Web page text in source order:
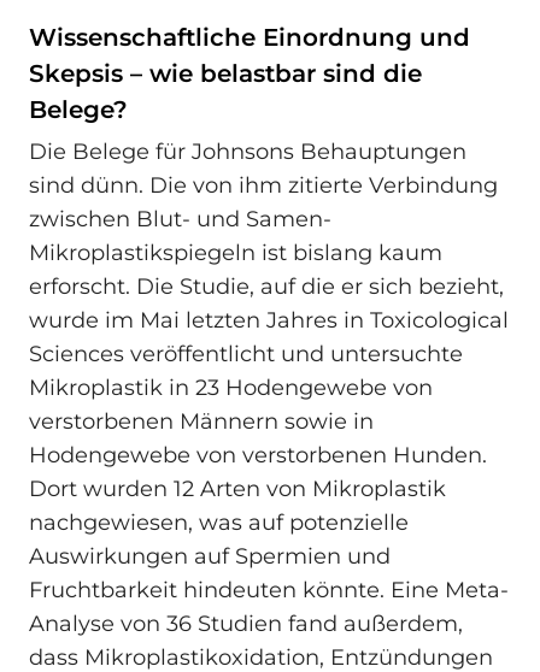
Wissenschaftliche Einordnung und
Skepsis – wie belastbar sind die
Belege?
Die Belege für Johnsons Behauptungen
sind dünn. Die von ihm zitierte Verbindung
zwischen Blut- und Samen-
Mikroplastikspiegeln ist bislang kaum
erforscht. Die Studie, auf die er sich bezieht,
wurde im Mai letzten Jahres in Toxicological
Sciences veröffentlicht und untersuchte
Mikroplastik in 23 Hodengewebe von
verstorbenen Männern sowie in
Hodengewebe von verstorbenen Hunden.
Dort wurden 12 Arten von Mikroplastik
nachgewiesen, was auf potenzielle
Auswirkungen auf Spermien und
Fruchtbarkeit hindeuten könnte. Eine Meta-
Analyse von 36 Studien fand außerdem,
dass Mikroplastikoxidation, Entzündungen